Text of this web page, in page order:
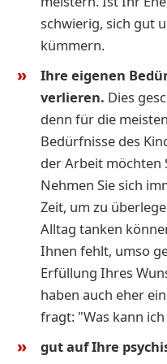
schwierig, sich gut
kümmern.
Ihre eigenen
verlieren. Dies
denn für die
Bedürfnisse des
der Arbeit möchten
Nehmen Sie sich
Zeit, um zu
Alltag tanken
Ihnen fehlt, umso
Erfüllung Ihres
haben auch eher
fragt: "Was kann
gut auf Ihre